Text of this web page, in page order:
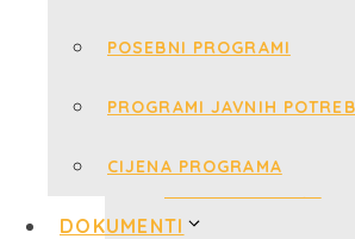
POSEBNI PROGRAMI
PROGRAMI JAVNIH
CIJENA PROGRAMA
DOKUMENTI